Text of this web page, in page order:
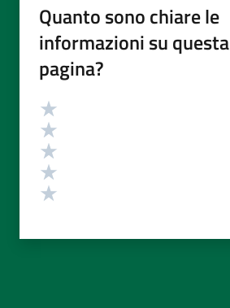
Quanto sono chiare le
informazioni su questa
pagina?
Valutazione